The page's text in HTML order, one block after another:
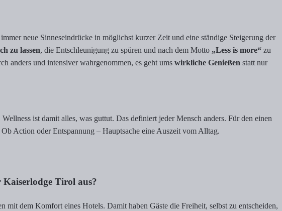
neue Sinneseindrücke in möglichst kurzer Zeit und eine ständige Steigerung der
zu lassen, die Entschleunigung zu spüren und nach dem Motto „Less is more“ zu
anders und intensiver wahrgenommen, es geht ums wirkliche Genießen statt nur
ist damit alles, was guttut. Das definiert jeder Mensch anders. Für den einen
Action oder Entspannung – Hauptsache eine Auszeit vom Alltag.
Kaiserlodge Tirol aus?
dem Komfort eines Hotels. Damit haben Gäste die Freiheit, selbst zu entscheiden,